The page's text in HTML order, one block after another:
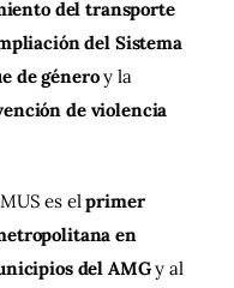
del transporte
del Sistema
de género y la
de violencia
es el primer
en
del AMG y al